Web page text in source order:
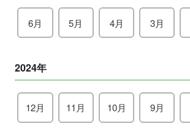
6月 5月 4月 3月
2024年
12月 11月 10月 9月